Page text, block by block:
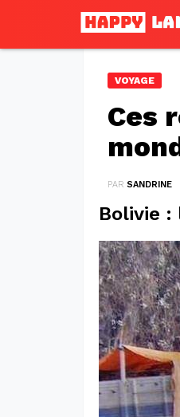
VOYAGE
Ces
PAR SANDRINE
Bolivie :